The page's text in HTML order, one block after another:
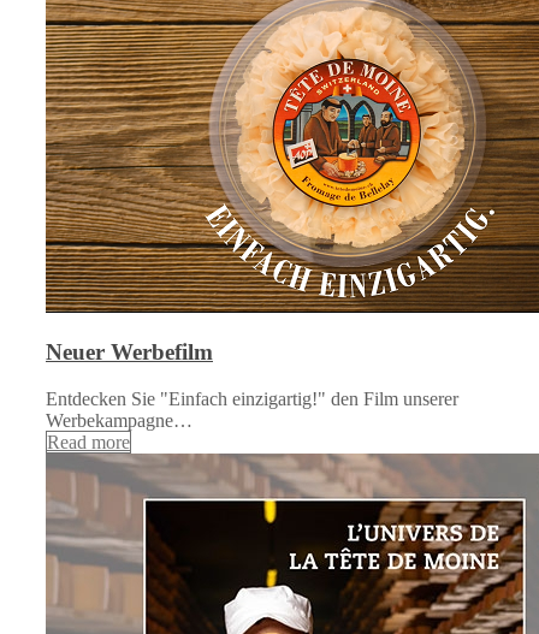
Neuer Werbefilm
Entdecken Sie "Einfach einzigartig!" den Film unserer
Werbekampagne…
Read more